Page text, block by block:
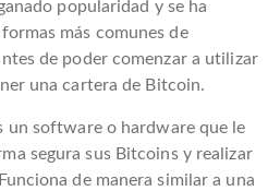
popularidad y se ha
más comunes de
de poder comenzar a utilizar
una cartera de Bitcoin.
un software o hardware que le
segura sus Bitcoins y realizar
de manera similar a una